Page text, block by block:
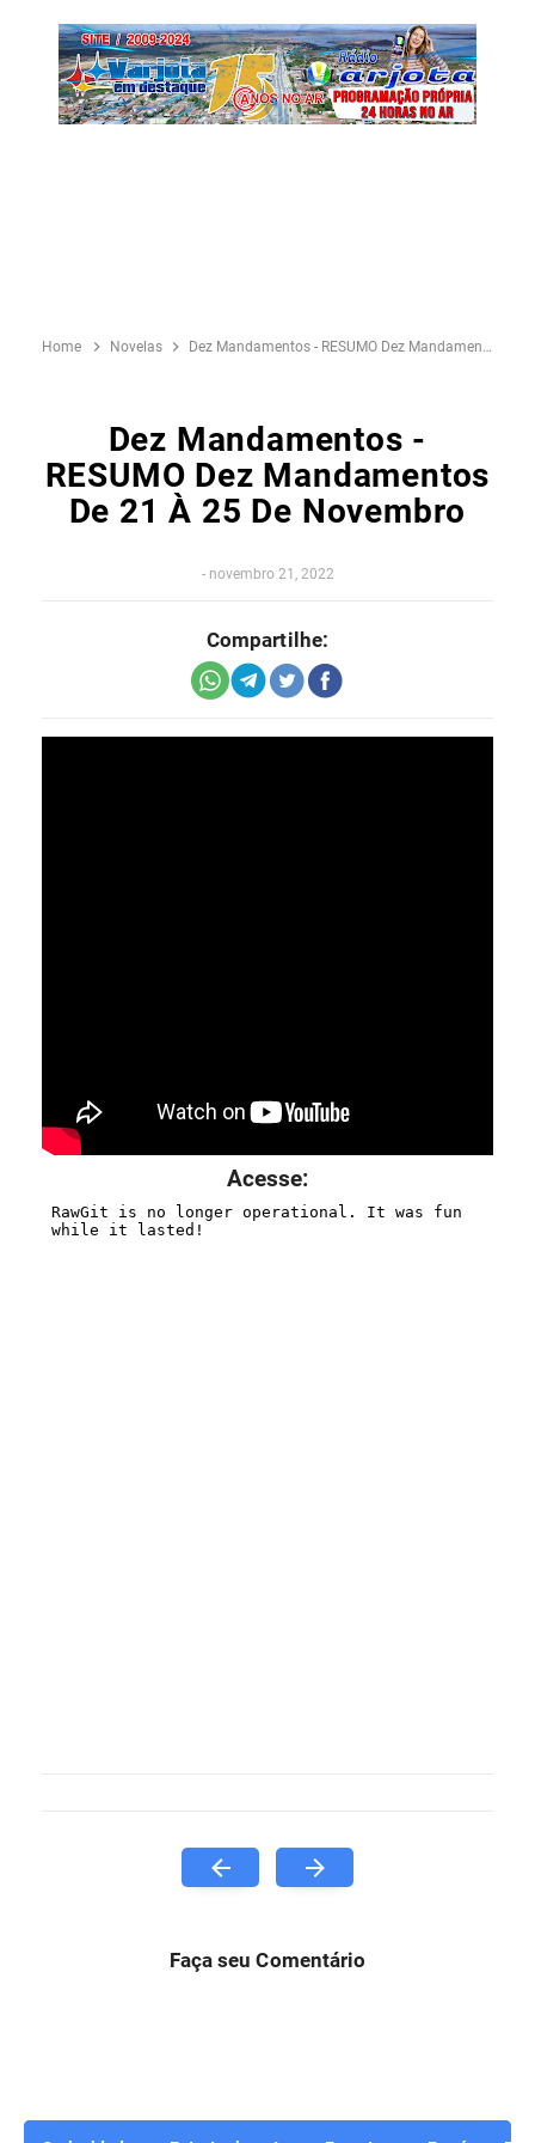
Home Novelas Dez Mandamentos - RESUMO Dez Mandamentos De 21 à 25 de Novembro
Dez Mandamentos -
RESUMO Dez Mandamentos
De 21 À 25 De Novembro
- novembro 21, 2022
Compartilhe:
Acesse:
Faça seu Comentário